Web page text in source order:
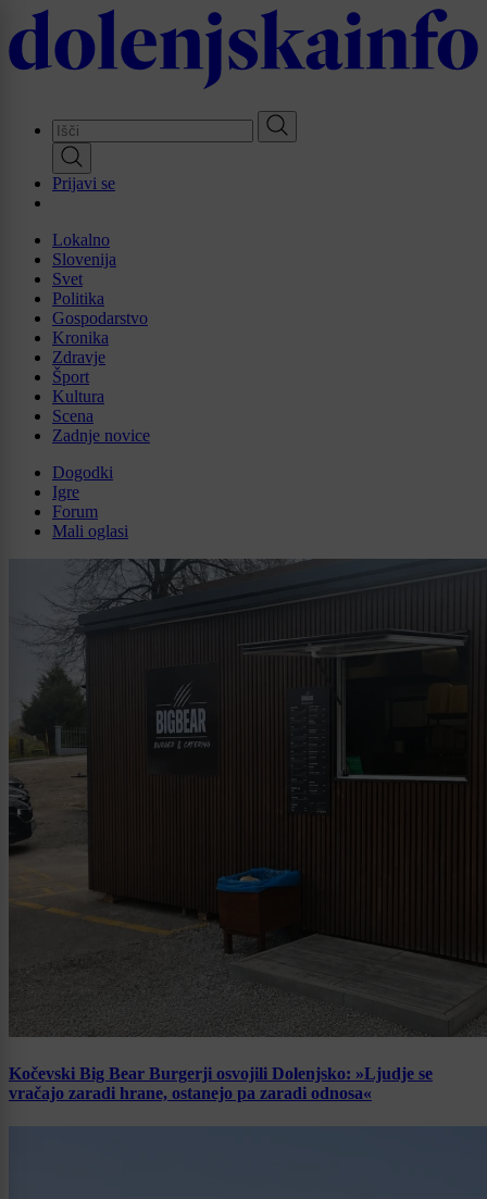
Skip
to
main
Prijavi se
Lokalno
Slovenija
Svet
Politika
Gospodarstvo
Kronika
Zdravje
Šport
Kultura
Scena
Zadnje novice
Dogodki
Igre
Forum
Mali oglasi
Kočevski Big Bear Burgerji osvojili Dolenjsko: »Ljudje se
vračajo zaradi hrane, ostanejo pa zaradi odnosa«